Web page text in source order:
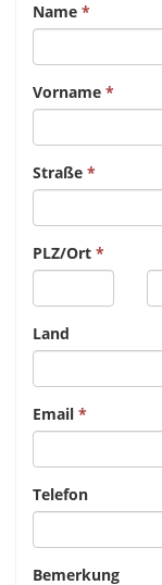
Name
Vorname
Straße
PLZ/Ort
Land
Email
Telefon
Bemerkung